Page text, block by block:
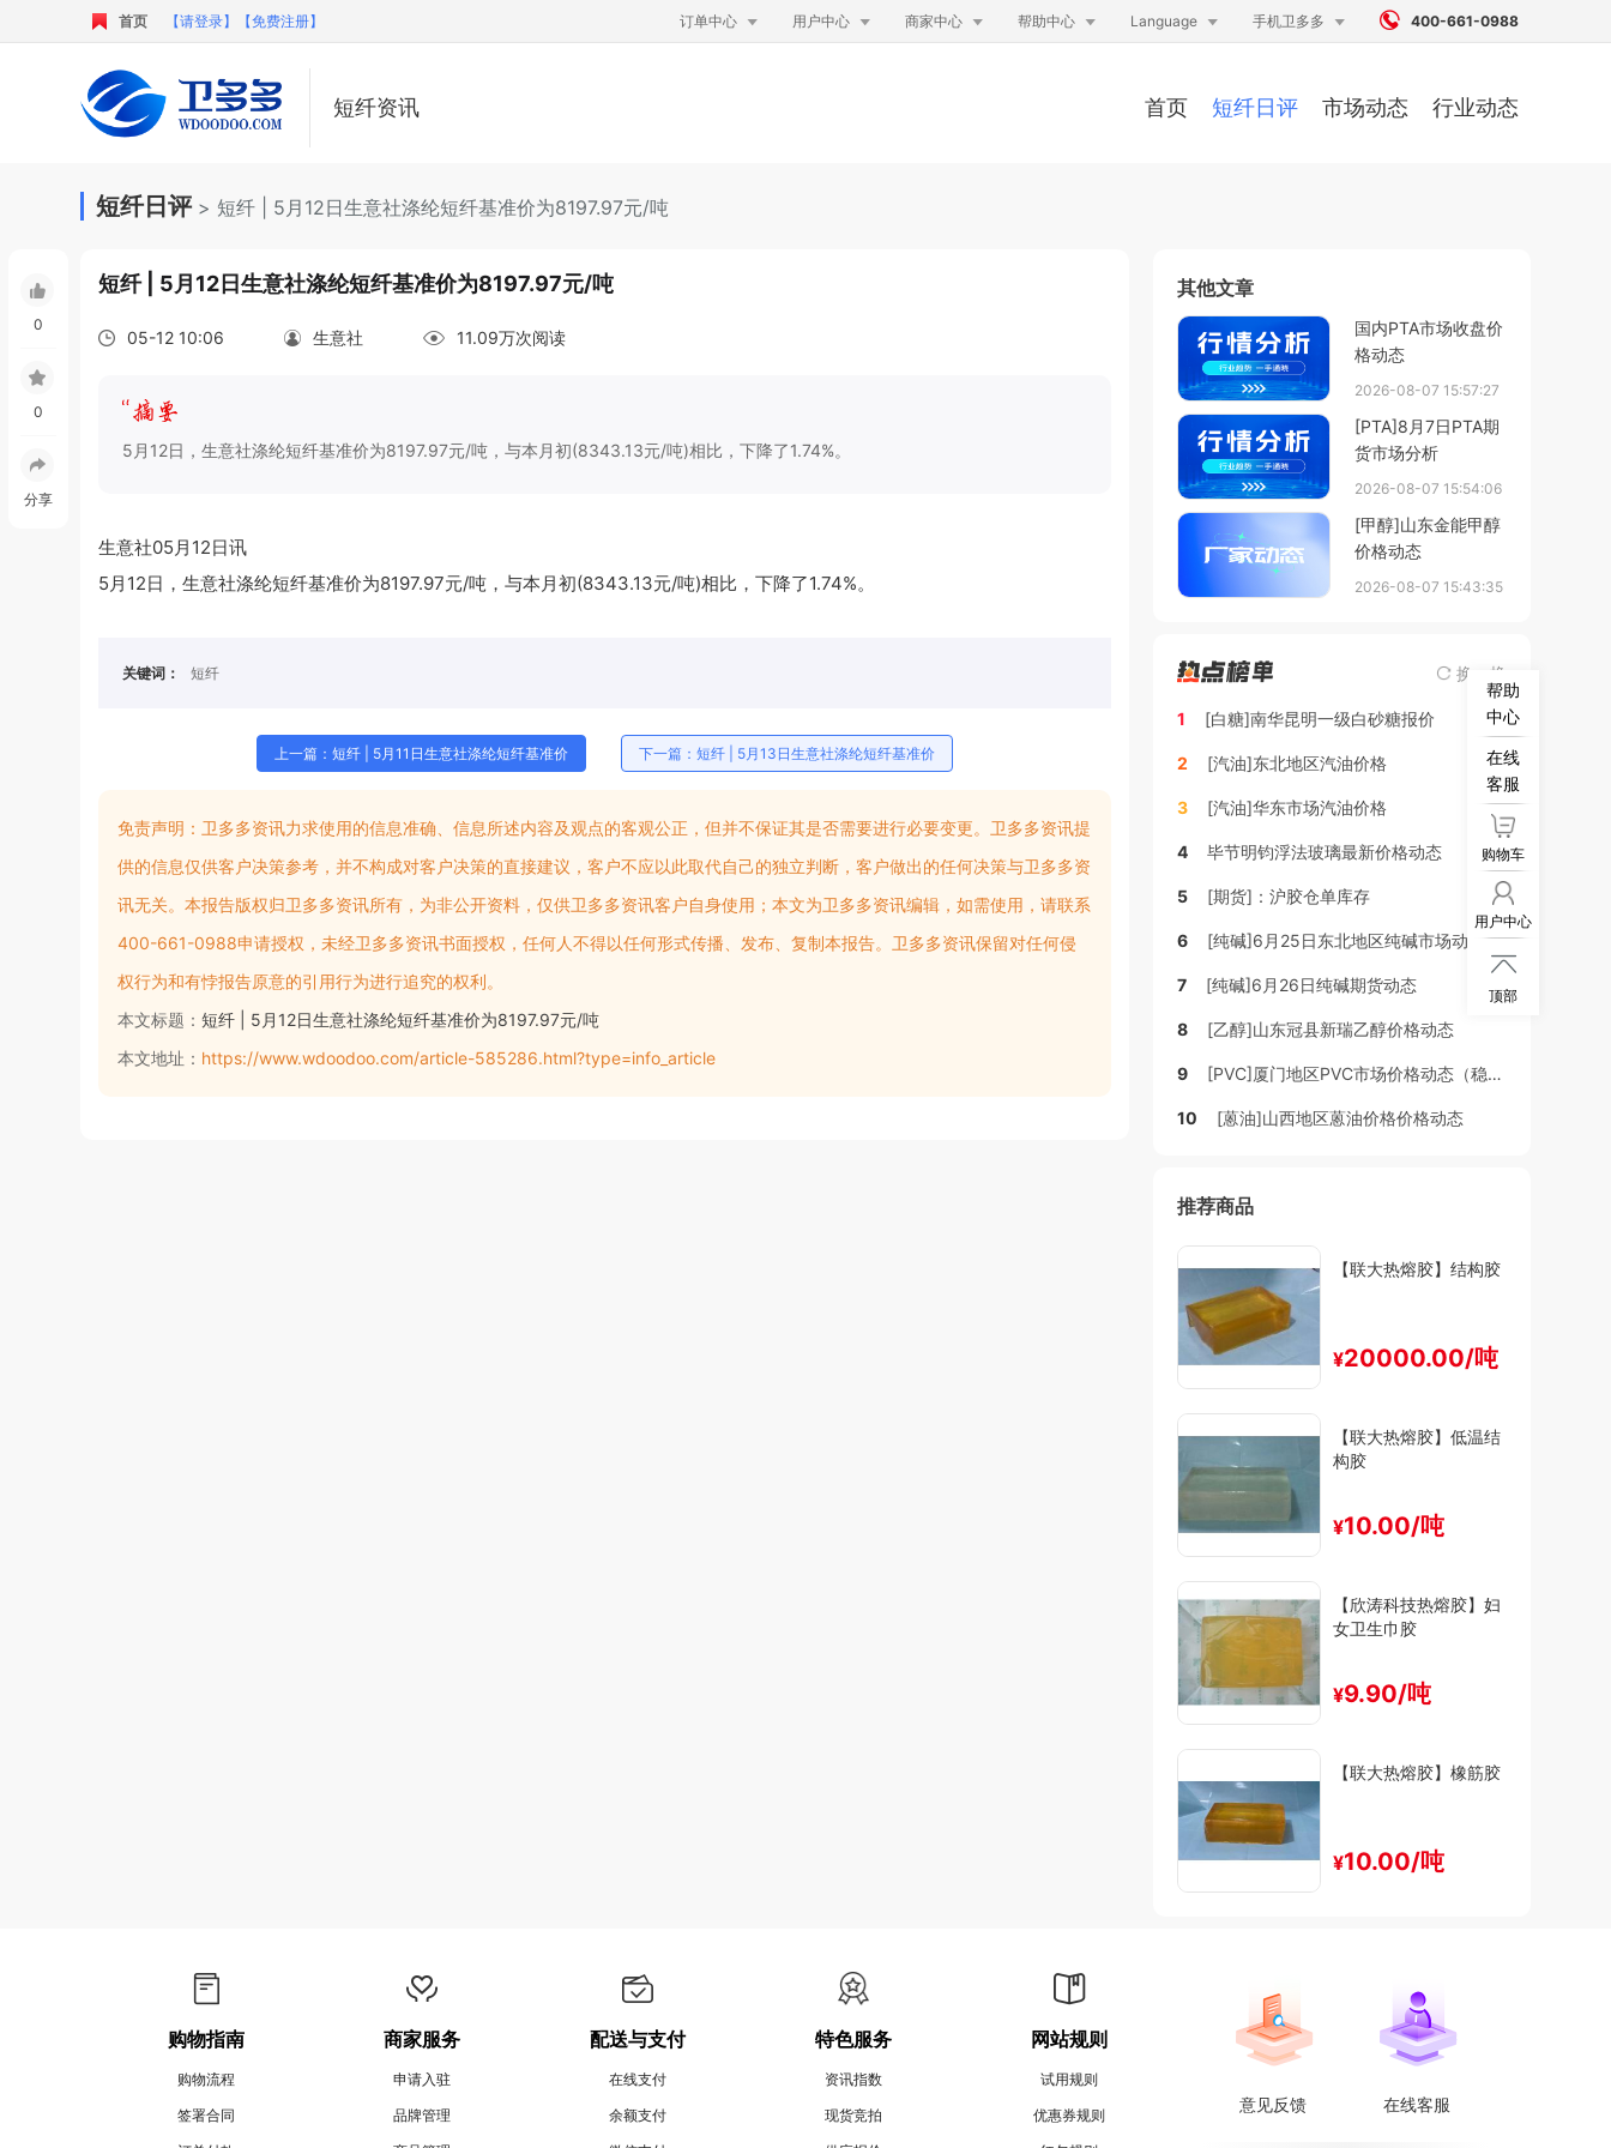
首页 【请登录】 【免费注册】 订单中心  用户中心  商家中心  帮助中心  Language  手机卫多多   400-661-0988
短纤资讯 首页 短纤日评 市场动态 行业动态
短纤日评> 短纤 | 5月12日生意社涤纶短纤基准价为8197.97元/吨
短纤 | 5月12日生意社涤纶短纤基准价为8197.97元/吨
05-12 10:06 生意社 11.09万次阅读
5月12日，生意社涤纶短纤基准价为8197.97元/吨，与本月初(8343.13元/吨)相比，下降了1.74%。
生意社05月12日讯
5月12日，生意社涤纶短纤基准价为8197.97元/吨，与本月初(8343.13元/吨)相比，下降了1.74%。
关键词： 短纤
上一篇：短纤 | 5月11日生意社涤纶短纤基准价 下一篇：短纤 | 5月13日生意社涤纶短纤基准价
免责声明： 卫多多资讯力求使用的信息准确、信息所述内容及观点的客观公正，但并不保证其是否需要进行必要变更。卫多多资讯提
供的信息仅供客户决策参考，并不构成对客户决策的直接建议，客户不应以此取代自己的独立判断，客户做出的任何决策与卫多多资
讯无关。本报告版权归卫多多资讯所有，为非公开资料，仅供卫多多资讯客户自身使用；本文为卫多多资讯编辑，如需使用，请联系
400-661-0988申请授权，未经卫多多资讯书面授权，任何人不得以任何形式传播、发布、复制本报告。卫多多资讯保留对任何侵
权行为和有悖报告原意的引用行为进行追究的权利。
本文标题： 短纤 | 5月12日生意社涤纶短纤基准价为8197.97元/吨
本文地址： https://www.wdoodoo.com/article-585286.html?type=info_article
其他文章
国内PTA市场收盘价
格动态
2026-08-07 15:57:27
[PTA]8月7日PTA期
货市场分析
2026-08-07 15:54:06
[甲醇]山东金能甲醇
价格动态
2026-08-07 15:43:35
换一换
1 [白糖]南华昆明一级白砂糖报价
2 [汽油]东北地区汽油价格
3 [汽油]华东市场汽油价格
4 毕节明钧浮法玻璃最新价格动态
5 [期货]：沪胶仓单库存
6 [纯碱]6月25日东北地区纯碱市场动态
7 [纯碱]6月26日纯碱期货动态
8 [乙醇]山东冠县新瑞乙醇价格动态
9 [PVC]厦门地区PVC市场价格动态（稳定）
10 [蒽油]山西地区蒽油价格价格动态
推荐商品
【联大热熔胶】结构胶
¥20000.00/吨
【联大热熔胶】低温结
构胶
¥10.00/吨
【欣涛科技热熔胶】妇
女卫生巾胶
¥9.90/吨
【联大热熔胶】橡筋胶
¥10.00/吨
0
0
分享
帮助
中心
在线
客服
购物车
用户中心

顶部
购物指南
购物流程
签署合同
商家服务
申请入驻
品牌管理
配送与支付
在线支付
余额支付
特色服务
资讯指数
现货竞拍
网站规则
试用规则
优惠券规则
意见反馈 在线客服